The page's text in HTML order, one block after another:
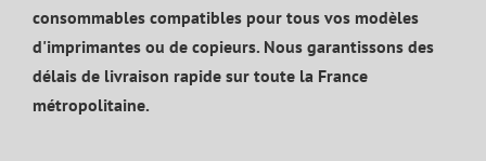
consommables compatibles pour tous vos modèles
d'imprimantes ou de copieurs. Nous garantissons des
délais de livraison rapide sur toute la France
métropolitaine.